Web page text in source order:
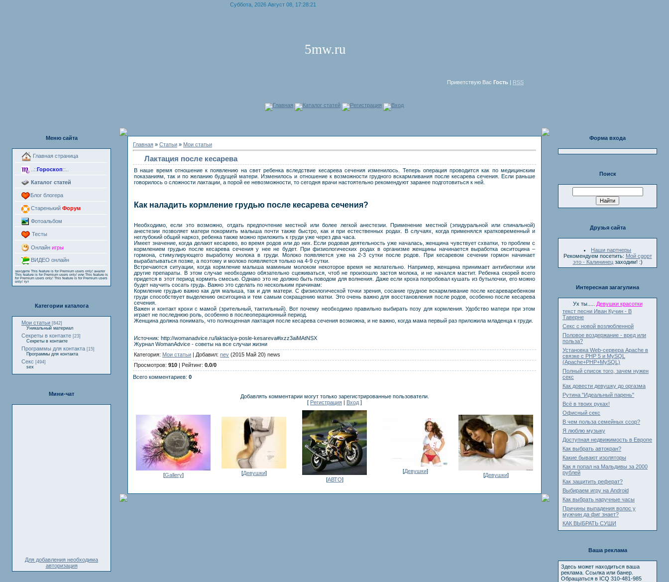
Суббота, 2026 Август 08, 17:28:21
5mw.ru
Приветствую Вас Гость | RSS
Главная Каталог статей Регистрация Вход
Меню сайта
Главная страница
..:: Гороскоп::..
Каталог статей
Блог блогера
Старенький Форум
Фотоальбом
Тесты
Онлайн игры
ВИДЕО онлайн
заходите This feature is for Premium users only! аналог
This feature is for Premium users only! или This feature is
for Premium users only! This feature is for Premium users
only! тут
Категории каталога
Мои статьи [842]
Уникальный материал
Секреты в контакте [23]
Секреты в контакте
Программы для контакта [15]
Программы для контакта
Секс [494]
sex
Мини-чат
Для добавления необходима
авторизация
Главная » Статьи » Мои статьи
Лактация после кесарева
В наше время отношение к появлению на свет ребенка вследствие кесарева сечения изменилось. Теперь операция проводится как по медицинским
показаниям, так и по желанию будущей матери. Изменилось и отношение к возможности грудного вскармливания после кесарева сечения. Если раньше
говорилось о сложности лактации, а порой ее невозможности, то сегодня врачи настоятельно рекомендуют заранее подготовиться к ней.
Как наладить кормление грудью после кесарева сечения?
Необходимо, если это возможно, отдать предпочтение местной или более легкой анестезии. Применение местной (эпидуральной или спинальной)
анестезии позволяет матери покормить малыша почти также быстро, как и при естественных родах. В случаях, когда применялся кратковременный и
неглубокий общий наркоз, ребенка также можно приложить к груди уже через два часа.
Имеет значение, когда делают кесарево, во время родов или до них. Если родовая деятельность уже началась, женщина чувствует схватки, то проблем с
кормлением грудью после кесарева сечения у нее не будет. При физиологических родах в организме женщины начинается выработка окситоцина –
гормона, стимулирующего выработку молока в груди. Молоко появляется уже на 2-3 сутки после родов. При кесаревом сечении гормон начинает
вырабатываться позже, а поэтому и молоко появляется только на 4-9 сутки.
Встречаются ситуации, когда кормление малыша маминым молоком некоторое время не желательно. Например, женщина принимает антибиотики или
другие препараты. В этом случае необходимо обязательно сцеживаться, чтоб не произошло застоя молока, и не начался мастит. Ребенка скорей всего
придется в этот период кормить смесью. Однако это не должно быть поводом для волнения. Даже если кроха попробовал кушать из бутылочки, его можно
будет научить сосать грудь. Важно это сделать по нескольким причинам:
Кормление грудью важно как для малыша, так и для матери. С физиологической точки зрения, сосание грудное вскармливание после кесареваребенком
груди способствует выделению окситоцина и тем самым сокращению матки. Это очень важно для восстановления после родов, особенно после кесарева
сечения.
Важен и контакт крохи с мамой (зрительный, тактильный). Вот почему необходимо правильно выбирать позу для кормления. Удобство матери при этом
играет не последнюю роль, особенно в послеоперационный период.
Женщина должна понимать, что полноценная лактация после кесарева сечения возможна, и не важно, когда мама первый раз приложила младенца к груди.
Источник: http://womanadvice.ru/laktaciya-posle-kesareva#ixzz3aiMAtNSX
Журнал WomanAdvice - советы на все случаи жизни
Категория: Мои статьи | Добавил: nev (2015 Май 20) news
Просмотров: 910 | Рейтинг: 0.0/0
Всего комментариев: 0
Добавлять комментарии могут только зарегистрированные пользователи.
[ Регистрация | Вход ]
[Gallery] [Девушки]
[АВТО]
[Девушки]
[Девушки]
Форма входа
Поиск
Друзья сайта
Наши партнеры
Рекомендуем посетить: Мой cgорт
это - Калининецзаходим! :)
Интересная загагулина
Ух ты.....
Девушки красотки
текст песни Иван Кучин - В
Таверне
Секс с новой возлюбленной
Половое воздержание - вред или
польза?
Установка Web-сервера Apache в
связке с PHP 5 и MySQL
(Apache+PHP+MySQL)
Полный список того, зачем нужен
секс
Как довести девушку до оргазма
Рутина "Идеальный парень"
Всё в твоих руках!
Офисный секс
В чем польза семейных ссор?
Я люблю музыку
Доступная недвижимость в Европе
Как выбрать автокран?
Какие бывают изоляторы
Как я попал на Мальдивы за 2000
рублей
Как защитить реферат?
Выбираем игру на Android
Как выбрать наручные часы
Причины выпадения волос у
мужчин да фиг знает?
КАК ВЫБРАТЬ СУШИ
Ваша реклама
Здесь может находиться ваша
реклама. Ссылка или банер.
Обращаться в ICQ 310-481-985